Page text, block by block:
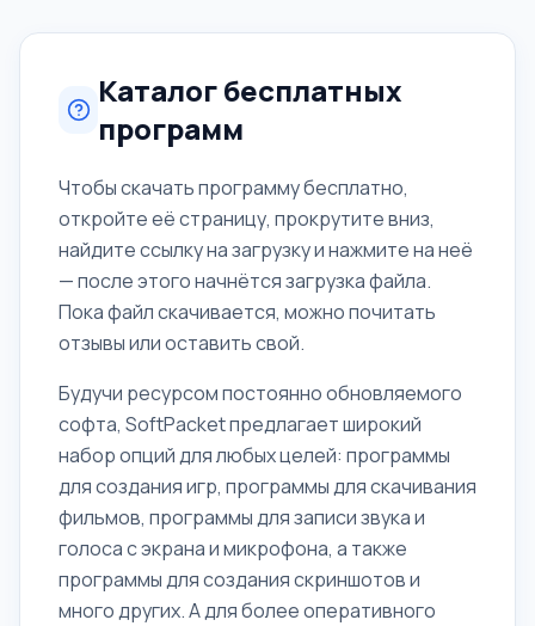
и защиты Dynamic Signature Service поз
Каталог бесплатных
программ
Чтобы скачать программу бесплатно,
откройте её страницу, прокрутите вниз,
найдите ссылку на загрузку и нажмите на неё
— после этого начнётся загрузка файла.
Пока файл скачивается, можно почитать
отзывы или оставить свой.
Будучи ресурсом постоянно обновляемого
софта, SoftPacket предлагает широкий
набор опций для любых целей: программы
для создания игр, программы для скачивания
фильмов, программы для записи звука и
голоса с экрана и микрофона, а также
программы для создания скриншотов и
много других. А для более оперативного